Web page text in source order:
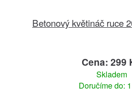
Betonový květináč ruce
Cena: 299
Skladem
Doručíme do: